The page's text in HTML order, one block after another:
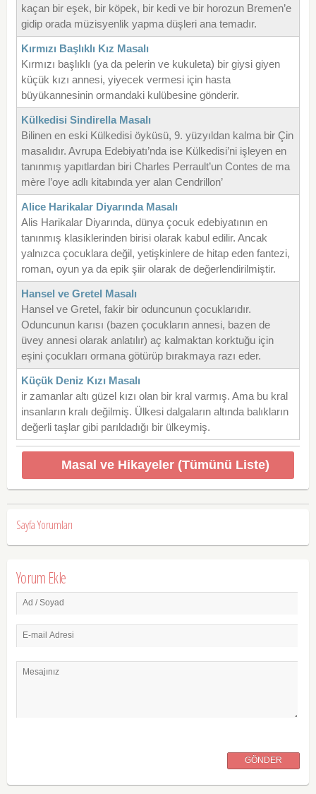
kaçan bir eşek, bir köpek, bir kedi ve bir horozun Bremen’e
gidip orada müzisyenlik yapma düşleri ana temadır.
Kırmızı Başlıklı Kız Masalı
Kırmızı başlıklı (ya da pelerin ve kukuleta) bir giysi giyen
küçük kızı annesi, yiyecek vermesi için hasta
büyükannesinin ormandaki kulübesine gönderir.
Külkedisi Sindirella Masalı
Bilinen en eski Külkedisi öyküsü, 9. yüzyıldan kalma bir Çin
masalıdır. Avrupa Edebiyatı’nda ise Külkedisi’ni işleyen en
tanınmış yapıtlardan biri Charles Perrault’un Contes de ma
mère l’oye adlı kitabında yer alan Cendrillon’
Alice Harikalar Diyarında Masalı
Alis Harikalar Diyarında, dünya çocuk edebiyatının en
tanınmış klasiklerinden birisi olarak kabul edilir. Ancak
yalnızca çocuklara değil, yetişkinlere de hitap eden fantezi,
roman, oyun ya da epik şiir olarak de değerlendirilmiştir.
Hansel ve Gretel Masalı
Hansel ve Gretel, fakir bir oduncunun çocuklarıdır.
Oduncunun karısı (bazen çocukların annesi, bazen de
üvey annesi olarak anlatılır) aç kalmaktan korktuğu için
eşini çocukları ormana götürüp bırakmaya razı eder.
Küçük Deniz Kızı Masalı
ir zamanlar altı güzel kızı olan bir kral varmış. Ama bu kral
insanların kralı değilmiş. Ülkesi dalgaların altında balıkların
değerli taşlar gibi parıldadığı bir ülkeymiş.
Masal ve Hikayeler (Tümünü Liste)
Sayfa Yorumları
Yorum Ekle
Ad / Soyad
E-mail Adresi
Mesajınız
GÖNDER